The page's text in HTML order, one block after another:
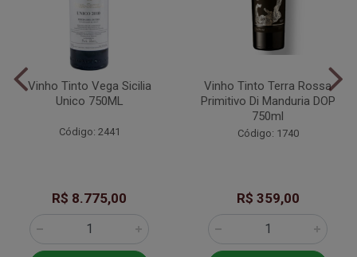
Vinho Tinto Vega Sicilia
Unico 750ML
Código: 2441
R$ 8.775,00
Vinho Tinto Terra Rossa
Primitivo Di Manduria DOP
750ml
Código: 1740
R$ 359,00